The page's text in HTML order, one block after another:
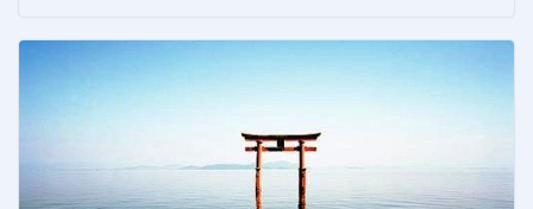
o
o
k
st n
g
а
в
и
т